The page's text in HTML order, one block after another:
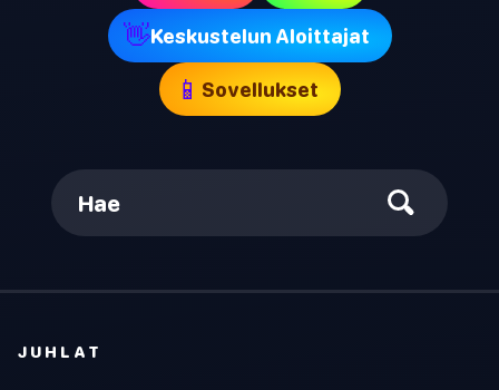
👋Keskustelun Aloittajat
📱 Sovellukset
Hae
JUHLAT